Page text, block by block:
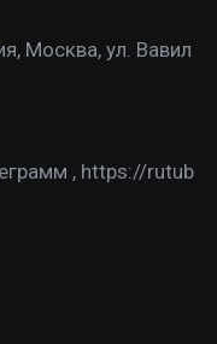
Москва, ул. Вавил
, https://rutub